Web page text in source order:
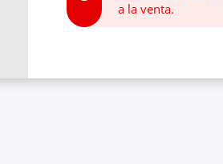
a la venta.